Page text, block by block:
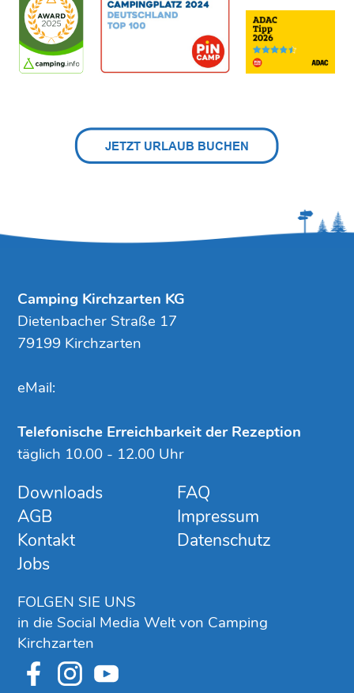
Downloads
AGB
Kontakt
Jobs
FAQ
Impressum
Datenschutz
FOLGEN SIE UNS
in die Social Media Welt von Camping
Kirchzarten
Camping Kirchzarten KG
Dietenbacher Straße 17
79199 Kirchzarten
eMail:
Telefonische Erreichbarkeit der Rezeption
täglich 10.00 - 12.00 Uhr